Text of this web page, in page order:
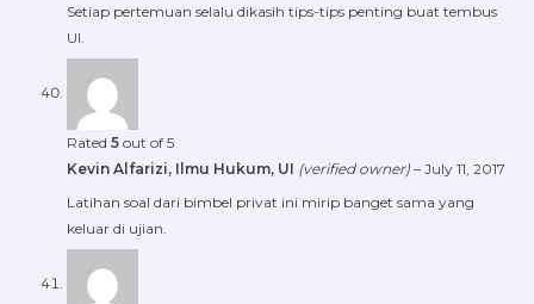
Setiap pertemuan selalu dikasih tips-tips penting buat tembus
UI.
Rated 5 out of 5
Kevin Alfarizi, Ilmu Hukum, UI (verified owner) – July 11, 2017
Latihan soal dari bimbel privat ini mirip banget sama yang
keluar di ujian.